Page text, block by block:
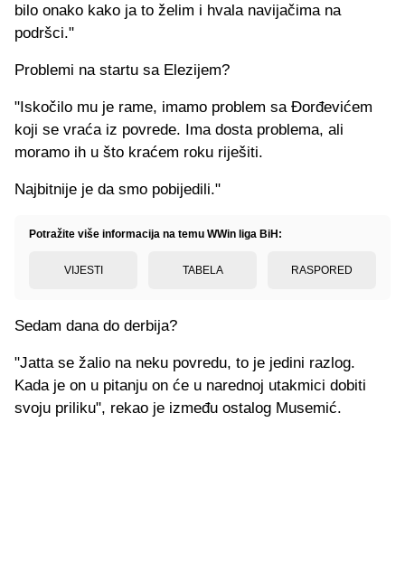
bilo onako kako ja to želim i hvala navijačima na
podršci."
Problemi na startu sa Elezijem?
"Iskočilo mu je rame, imamo problem sa Đorđevićem
koji se vraća iz povrede. Ima dosta problema, ali
moramo ih u što kraćem roku riješiti.
Najbitnije je da smo pobijedili."
Potražite više informacija na temu WWin liga BiH:
VIJESTI TABELA RASPORED
Sedam dana do derbija?
"Jatta se žalio na neku povredu, to je jedini razlog.
Kada je on u pitanju on će u narednoj utakmici dobiti
svoju priliku", rekao je između ostalog Musemić.